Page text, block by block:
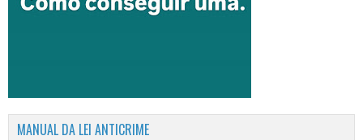
MANUAL DA LEI ANTICRIME